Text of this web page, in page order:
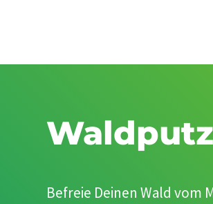
Befreie Deinen Wald vom